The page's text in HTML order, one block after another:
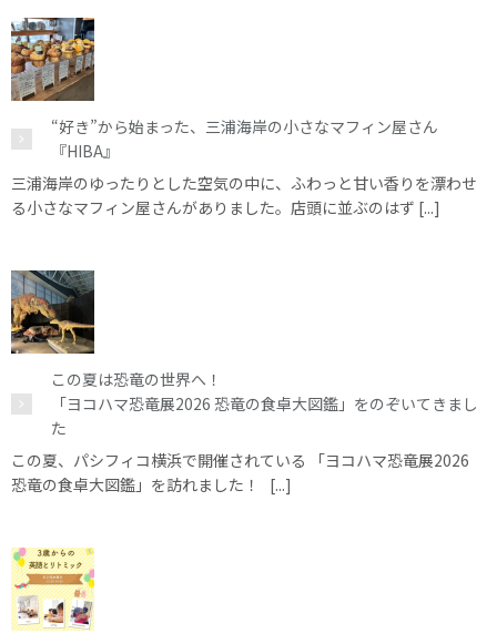
“好き”から始まった、三浦海岸の小さなマフィン屋さん
『HIBA』
三浦海岸のゆったりとした空気の中に、ふわっと甘い香りを漂わせ
る小さなマフィン屋さんがありました。店頭に並ぶのはず [...]
この夏は恐竜の世界へ！
「ヨコハマ恐竜展2026 恐竜の食卓大図鑑」をのぞいてきまし
た
この夏、パシフィコ横浜で開催されている 「ヨコハマ恐竜展2026
恐竜の食卓大図鑑」を訪れました！ [...]